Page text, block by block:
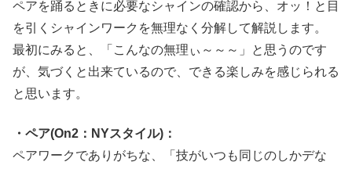
ペアを踊るときに必要なシャインの確認から、オッ！と目
を引くシャインワークを無理なく分解して解説します。
最初にみると、「こんなの無理ぃ～～～」と思うのです
が、気づくと出来ているので、できる楽しみを感じられる
と思います。
・ペア(On2：NYスタイル)：
ペアワークでありがちな、「技がいつも同じのしかデな